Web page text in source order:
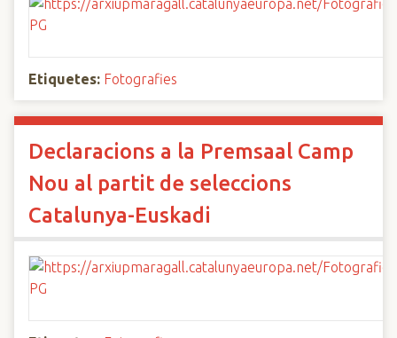
Etiquetes: Fotografies
Declaracions a la Premsaal Camp
Nou al partit de seleccions
Catalunya-Euskadi